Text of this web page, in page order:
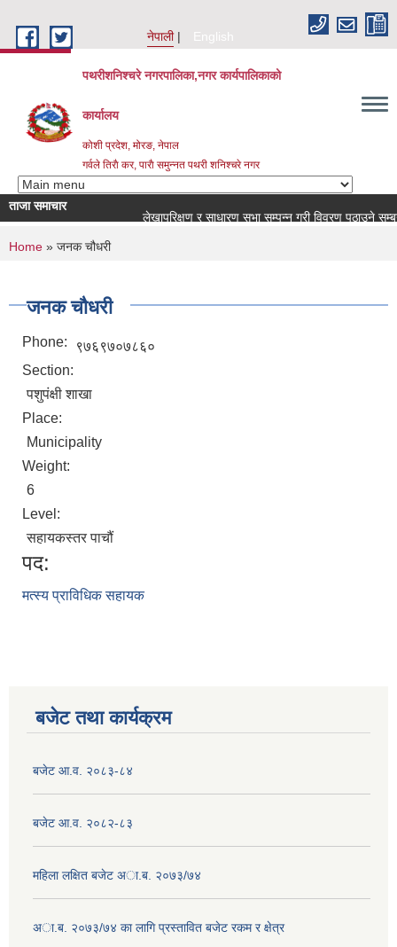
नेपाली
English
पथरीशनिश्चरे नगरपालिका,नगर कार्यपालिकाको
कार्यालय
कोशी प्रदेश, मोरङ, नेपाल
गर्वले तिराै कर, पाराै समुन्नत पथरी शनिश्चरे नगर
ताजा समाचार
लेखापरिक्षण र साधारण सभा सम्पन्न गरी विवरण पठाउने
You are here
Home » जनक चौधरी
जनक चौधरी
Phone:
९७६९७०७८६०
Section:
पशुपंक्षी शाखा
Place:
Municipality
Weight:
6
Level:
सहायकस्तर पाचौं
पद:
मत्स्य प्राविधिक सहायक
बजेट तथा कार्यक्रम
बजेट आ.व. २०८३-८४
बजेट आ.व. २०८२-८३
महिला लक्षित बजेट अा.ब. २०७३/७४
अा.ब. २०७३/७४ का लागि प्रस्तावित बजेट रकम र क्षेत्र